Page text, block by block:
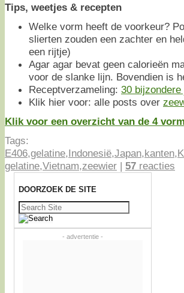
Tips, weetjes & recepten
Welke vorm heeft de voorkeur?
slierten zouden een zachter en
een rijtje)
Agar agar bevat geen calorieën
voor de slanke lijn. Bovendien is
Receptverzameling: 30
Klik hier voor: alle posts over
Klik voor een overzicht van de 4
Tags:
E406,gelatine,Indonesië,Japan,kanten,
gelatine,Vietnam,zeewier | 57 reacties
DOORZOEK DE SITE
Zoeken
naar:
- advertentie -